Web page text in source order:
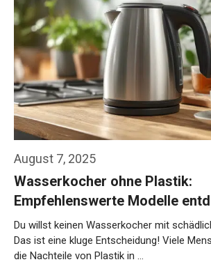
August 7, 2025
Wasserkocher ohne Plastik:
Empfehlenswerte Modelle
Du willst keinen Wasserkocher mit
Das ist eine kluge Entscheidung! Viele
die Nachteile von Plastik in …